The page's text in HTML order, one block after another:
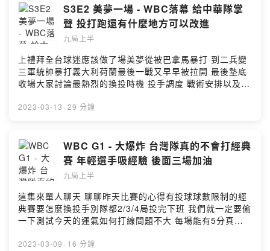
846t2/comments***喜歡我們的聽眾朋友不要忘記在各個
平台幫我們訂閱跟留下5星好評😍😍😍平台傳送門
https://open.firstory.me/user/ckmn4nblm0kci089746i
846t2/platforms有問題想跟耿胖直球對決或想合作都來這
邊👇👇👇9inningstop@gmail.com或加入FB社團一起討論
棒球喔👇👇👇
https://www.facebook.com/groups/198592318700420
*****Powered by Firstory Hosting
S3E2 美夢一場 - WBC落幕 給中華隊掌
聲 投打跑還有什麼地方可以改進
九局上半
上禮拜全台球迷應該做了場美夢從被巴拿馬暴打 到二兵變
三軍統帥暴打義大利荷蘭最後一戰又早早被拉開 最後墊底
收場大家討論最熱烈的換投時機 投手調度 戰術安排以及大
討論都在本集節目內容小額贊助支持本節目：
https://open.firstory.me/user/ckmn4nblm0kci089746i
846t2/comments***喜歡我們的聽眾朋友不要忘記在各個
平台幫我們訂閱跟留下5星好評😍😍😍平台傳送門
https://open.firstory.me/user/ckmn4nblm0kci089746i
846t2/platforms有問題想跟耿胖直球對決或想合作都來這
邊👇👇👇9inningstop@gmail.com或加入FB社團一起討論
棒球喔👇👇👇
https://www.facebook.com/groups/198592318700420
*****小額贊助支持本節目：
2023-03-13 · 29 分鐘
WBC G1 - 大爆炸 台灣隊真的不會打經典
賽 年輕選手吸經驗 後面三場加油
九局上半
這集來單人聊天 聊聊昨天比賽的心得有投球球數限制的經
典賽要怎麼換投手別隊都2/3/4局投完下班 我們就一定要偷
一下測試今天的運氣如何打線問題不大 每場能有5分真的
度戰？小額贊助支持本節目：
2023-03-09 · 16 分鐘